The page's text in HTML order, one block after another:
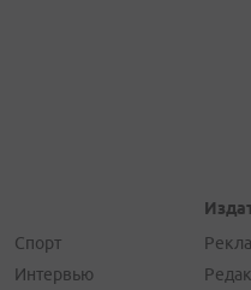
Спорт
Интервью